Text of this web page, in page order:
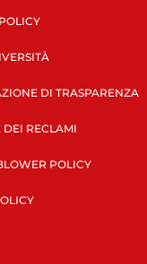
DI TRASPARENZA
DEI RECLAMI
POLICY